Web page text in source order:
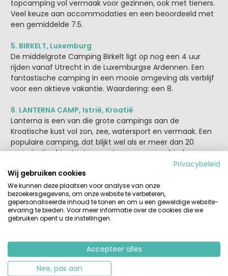
topcamping vol vermaak voor gezinnen, ook met tieners.
Veel keuze aan accommodaties en een beoordeeld met
een gemiddelde 7.5.
5. BIRKELT, Luxemburg
De middelgrote Camping Birkelt ligt op nog een 4 uur
rijden vanaf Utrecht in de Luxemburgse Ardennen. Een
fantastische camping in een mooie omgeving als verblijf
voor een aktieve vakantie. Waardering: een 8.
6. LANTERNA CAMP, Istrië, Kroatië
Lanterna is een van die grote campings aan de
Kroatische kust vol zon, zee, watersport en vermaak. Een
populaire camping, dat blijkt wel als er meer dan 20
organisaties hier tenten en stacaravans aanbieden.
Campinggasten geven Lanterna Camp een 7.7.
7. LA CLUSURE, Ardennen, België
La Clusure is een gezellige middelgrote familiecamping n
de Belgische Ardennen, op maar enkele uurtjes rijden van
Nederland. Een mooie streek met veel buitensporten.
8. DUINRELL, Zuid-Holland
Camping Duinrell in Wassenaar is natuurlijk een
kinderparadijs vanwege het spectaculaire Tikibad en het
Privacybeleid
Wij gebruiken cookies
We kunnen deze plaatsen voor analyse van onze
bezoekersgegevens, om onze website te verbeteren,
gepersonaliseerde inhoud te tonen en om u een geweldige website-
ervaring te bieden. Voor meer informatie over de cookies die we
gebruiken opent u de instellingen.
Accepteer alles
Nee, pas aan